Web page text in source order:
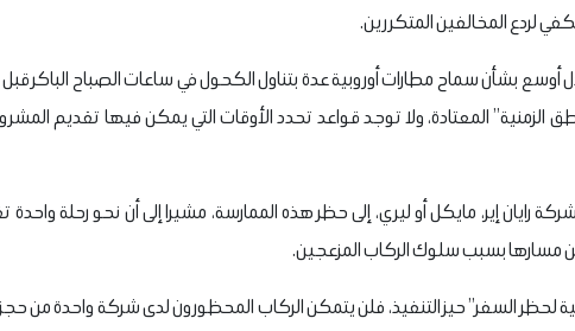
لردع المخالفين المتكررين.
بشأن سماح مطارات أوروبية عدة بتناول الكحول في ساعات الصباح الباكر قبل
الزمنية” المعتادة، ولا توجد قواعد تحدد الأوقات التي يمكن فيها تقديم
رايان إير، مايكل أو ليري، إلى حظر هذه الممارسة، مشيرا إلى أن نحو رحلة واحدة
عن مسارها بسبب سلوك الركاب المزعجين.
لحظر السفر” حيز التنفيذ، فلن يتمكن الركاب المحظورون لدى شركة واحدة من